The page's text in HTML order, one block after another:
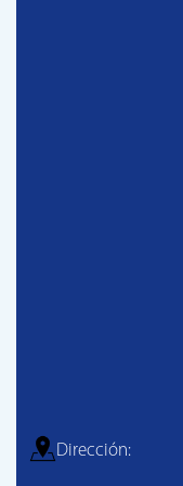
Dirección: